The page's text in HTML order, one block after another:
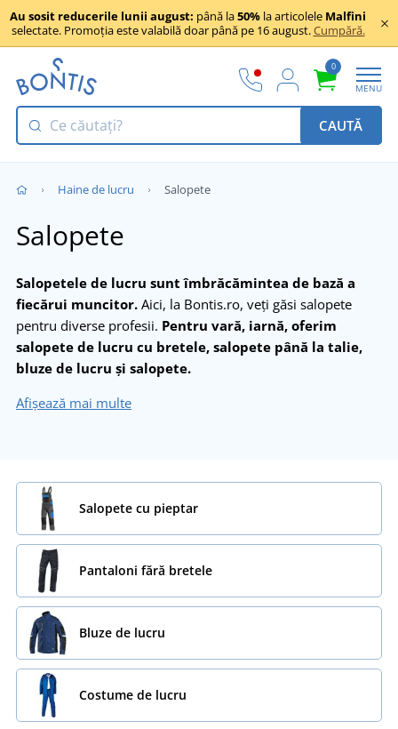
Au sosit reducerile lunii august: până la50% la articolele Malfini
selectate. Promoția este valabilă doar până pe 16 august.Cumpără.
0
MENU
CAUTĂ
Haine de lucru Salopete
Salopete
Salopetele de lucru sunt îmbrăcămintea de bază a
fiecărui muncitor. Aici, la Bontis.ro, veți găsi salopete
pentru diverse profesii. Pentru vară, iarnă, oferim
salopete de lucru cu bretele, salopete până la talie,
bluze de lucru și salopete.
Afișează mai multe
Salopete cu pieptar
Pantaloni fără bretele
Bluze de lucru
Costume de lucru